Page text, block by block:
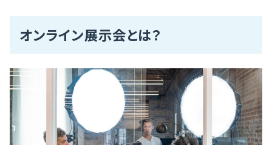
オンライン展示会とは？